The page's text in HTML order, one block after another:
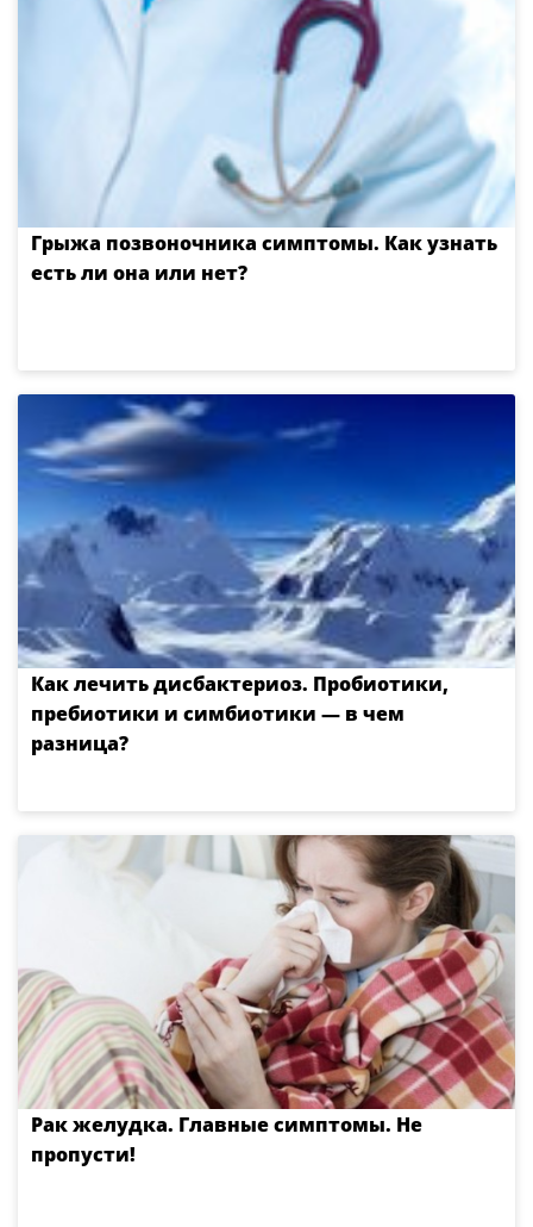
Грыжа позвоночника симптомы. Как узнать
есть ли она или нет?
Как лечить дисбактериоз. Пробиотики,
пребиотики и симбиотики — в чем
разница?
Рак желудка. Главные симптомы. Не
пропусти!